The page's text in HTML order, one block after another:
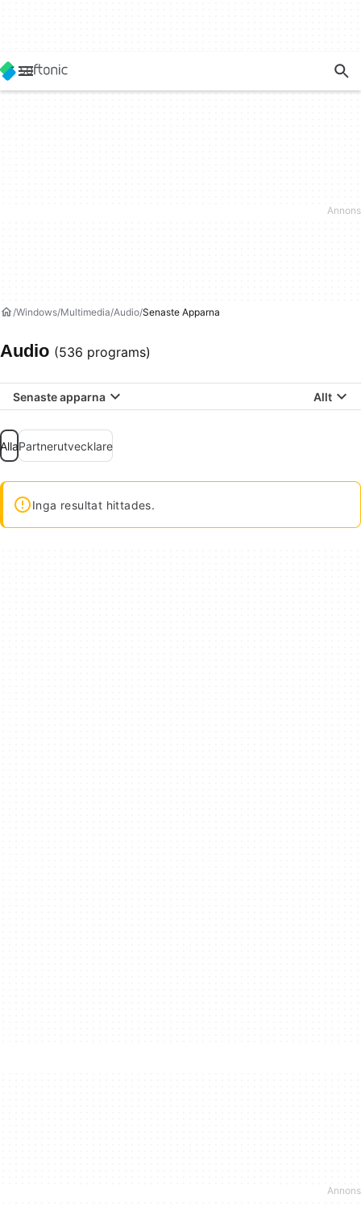
Windows Multimedia Audio Senaste Apparna
Audio (536 programs)
Senaste apparna Allt
AllaPartnerutvecklare
Inga resultat hittades.